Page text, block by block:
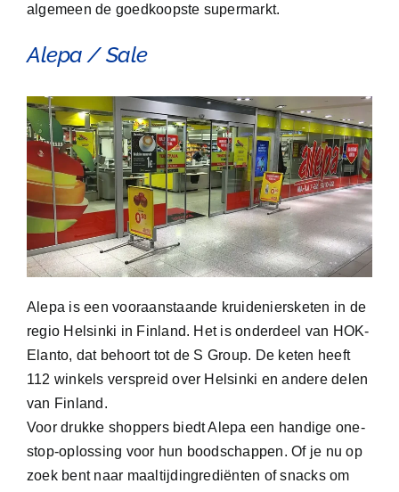
algemeen de goedkoopste supermarkt.
Alepa/Sale
Alepa is een vooraanstaande kruideniersketen in de
regio Helsinki in Finland. Het is onderdeel van HOK-
Elanto, dat behoort tot de S Group. De keten heeft
112 winkels verspreid over Helsinki en andere delen
van Finland.
Voor drukke shoppers biedt Alepa een handige one-
stop-oplossing voor hun boodschappen. Of je nu op
zoek bent naar maaltijdingrediënten of snacks om